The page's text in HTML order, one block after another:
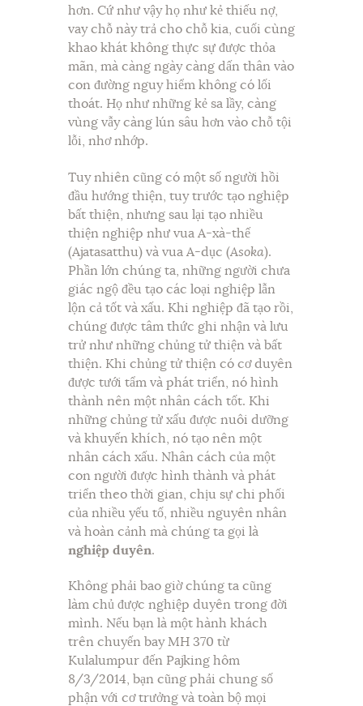
hơn. Cứ như vậy họ như kẻ thiếu nợ,
vay chỗ này trả cho chỗ kia, cuối cùng
khao khát không thực sự được thỏa
mãn, mà càng ngày càng dấn thân vào
con đường nguy hiểm không có lối
thoát. Họ như những kẻ sa lầy, càng
vùng vẫy càng lún sâu hơn vào chỗ tội
lỗi, nhơ nhớp.
Tuy nhiên cũng có một số người hồi
đầu hướng thiện, tuy trước tạo nghiệp
bất thiện, nhưng sau lại tạo nhiều
thiện nghiệp như vua A-xà-thế
(Ajatasatthu) và vua A-dục (Asoka).
Phần lớn chúng ta, những người chưa
giác ngộ đều tạo các loại nghiệp lẫn
lộn cả tốt và xấu. Khi nghiệp đã tạo rồi,
chúng được tâm thức ghi nhận và lưu
trử như những chủng tử thiện và bất
thiện. Khi chủng tử thiện có cơ duyên
được tưới tẩm và phát triển, nó hình
thành nên một nhân cách tốt. Khi
những chủng tử xấu được nuôi dưỡng
và khuyến khích, nó tạo nên một
nhân cách xấu. Nhân cách của một
con người được hình thành và phát
triển theo thời gian, chịu sự chi phối
của nhiều yếu tố, nhiều nguyên nhân
và hoàn cảnh mà chúng ta gọi là
nghiệp duyên.
Không phải bao giờ chúng ta cũng
làm chủ được nghiệp duyên trong đời
mình. Nếu bạn là một hành khách
trên chuyến bay MH 370 từ
Kulalumpur đến Pajking hôm
8/3/2014, bạn cũng phải chung số
phận với cơ trưởng và toàn bộ mọi